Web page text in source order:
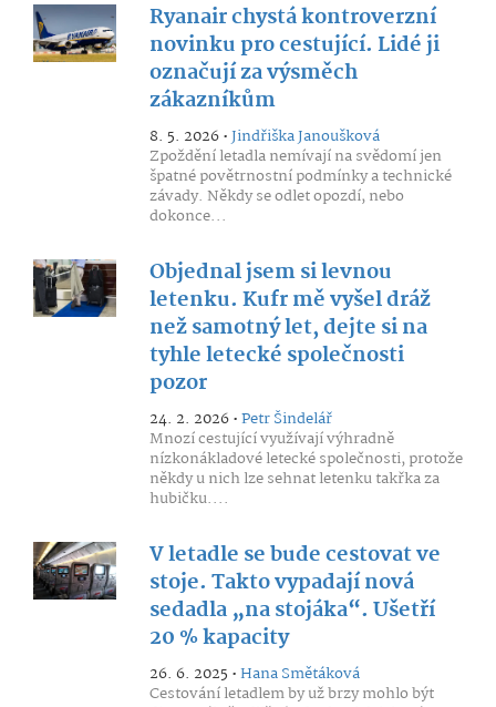
Ryanair chystá kontroverzní
novinku pro cestující. Lidé ji
označují za výsměch
zákazníkům
8. 5. 2026 •Jindřiška Janoušková
Zpoždění letadla nemívají na svědomí jen
špatné povětrnostní podmínky a technické
závady. Někdy se odlet opozdí, nebo
dokonce...
Objednal jsem si levnou
letenku. Kufr mě vyšel dráž
než samotný let, dejte si na
tyhle letecké společnosti
pozor
24. 2. 2026 •Petr Šindelář
Mnozí cestující využívají výhradně
nízkonákladové letecké společnosti, protože
někdy u nich lze sehnat letenku takřka za
hubičku....
V letadle se bude cestovat ve
stoje. Takto vypadají nová
sedadla „na stojáka“. Ušetří
20 % kapacity
26. 6. 2025 •Hana Smětáková
Cestování letadlem by už brzy mohlo být